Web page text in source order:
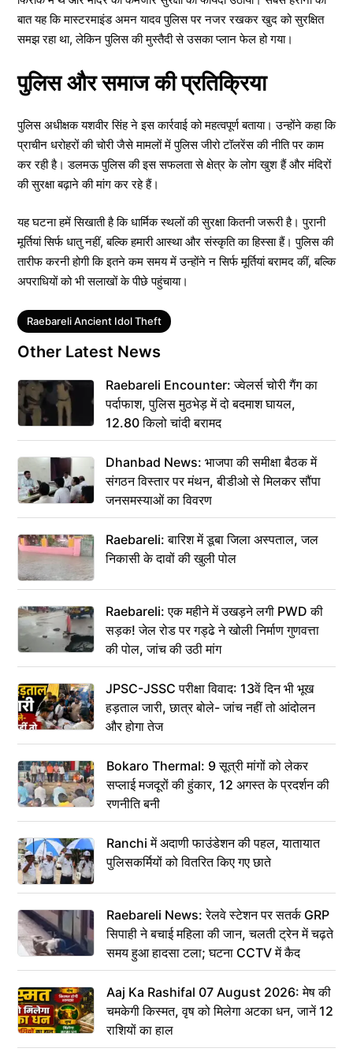
बात यह कि मास्टरमाइंड अमन यादव पुलिस पर नजर रखकर खुद को सुरक्षित
समझ रहा था, लेकिन पुलिस की मुस्तैदी से उसका प्लान फेल हो गया।
पुलिस और समाज की प्रतिक्रिया
पुलिस अधीक्षक यशवीर सिंह ने इस कार्रवाई को महत्वपूर्ण बताया। उन्होंने कहा कि
प्राचीन धरोहरों की चोरी जैसे मामलों में पुलिस जीरो टॉलरेंस की नीति पर काम
कर रही है। डलमऊ पुलिस की इस सफलता से क्षेत्र के लोग खुश हैं और मंदिरों
की सुरक्षा बढ़ाने की मांग कर रहे हैं।
यह घटना हमें सिखाती है कि धार्मिक स्थलों की सुरक्षा कितनी जरूरी है। पुरानी
मूर्तियां सिर्फ धातु नहीं, बल्कि हमारी आस्था और संस्कृति का हिस्सा हैं। पुलिस की
तारीफ करनी होगी कि इतने कम समय में उन्होंने न सिर्फ मूर्तियां बरामद कीं, बल्कि
अपराधियों को भी सलाखों के पीछे पहुंचाया।
Tags
Raebareli Ancient Idol Theft
Other Latest News
Raebareli Encounter: ज्वेलर्स चोरी गैंग का
पर्दाफाश, पुलिस मुठभेड़ में दो बदमाश घायल,
12.80 किलो चांदी बरामद
Dhanbad News: भाजपा की समीक्षा बैठक में
संगठन विस्तार पर मंथन, बीडीओ से मिलकर सौंपा
जनसमस्याओं का विवरण
Raebareli: बारिश में डूबा जिला अस्पताल, जल
निकासी के दावों की खुली पोल
Raebareli: एक महीने में उखड़ने लगी PWD की
सड़क! जेल रोड पर गड्ढे ने खोली निर्माण गुणवत्ता
की पोल, जांच की उठी मांग
JPSC-JSSC परीक्षा विवाद: 13वें दिन भी भूख
हड़ताल जारी, छात्र बोले- जांच नहीं तो आंदोलन
और होगा तेज
Bokaro Thermal: 9 सूत्री मांगों को लेकर
सप्लाई मजदूरों की हुंकार, 12 अगस्त के प्रदर्शन की
रणनीति बनी
Ranchi में अदाणी फाउंडेशन की पहल, यातायात
पुलिसकर्मियों को वितरित किए गए छाते
Raebareli News: रेलवे स्टेशन पर सतर्क GRP
सिपाही ने बचाई महिला की जान, चलती ट्रेन में चढ़ते
समय हुआ हादसा टला; घटना CCTV में कैद
Aaj Ka Rashifal 07 August 2026: मेष की
चमकेगी किस्मत, वृष को मिलेगा अटका धन, जानें 12
राशियों का हाल